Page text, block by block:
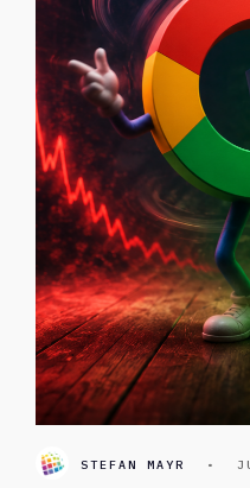
STEFAN MAYR •